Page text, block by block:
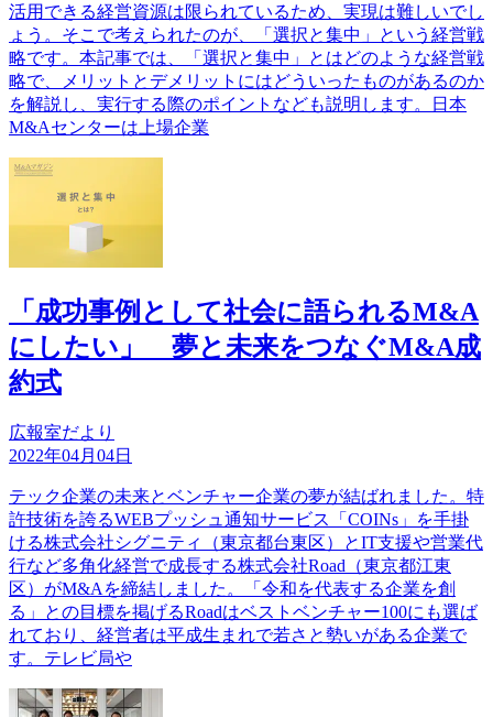
活用できる経営資源は限られているため、実現は難しいでし
ょう。そこで考えられたのが、「選択と集中」という経営戦
略です。本記事では、「選択と集中」とはどのような経営戦
略で、メリットとデメリットにはどういったものがあるのか
を解説し、実行する際のポイントなども説明します。日本
M&Aセンターは上場企業
「成功事例として社会に語られるM&A
にしたい」 夢と未来をつなぐM&A成
約式
広報室だより
2022年04月04日
テック企業の未来とベンチャー企業の夢が結ばれました。特
許技術を誇るWEBプッシュ通知サービス「COINs」を手掛
ける株式会社シグニティ（東京都台東区）とIT支援や営業代
行など多角化経営で成長する株式会社Road（東京都江東
区）がM&Aを締結しました。「令和を代表する企業を創
る」との目標を掲げるRoadはベストベンチャー100にも選ば
れており、経営者は平成生まれで若さと勢いがある企業で
す。テレビ局や